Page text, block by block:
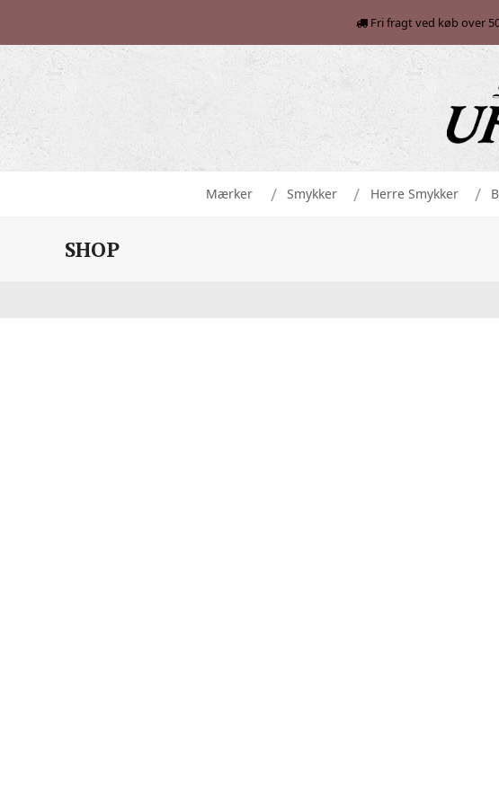
Fri fragt ved køb over
Mærker Smykker Herre Smykker
SHOP